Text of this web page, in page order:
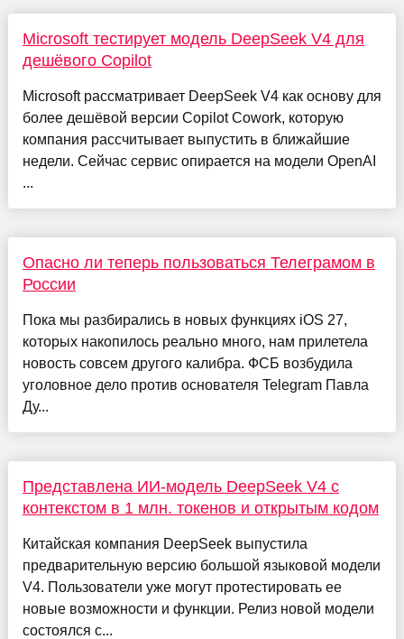
Microsoft тестирует модель DeepSeek V4 для
дешёвого Copilot
Microsoft рассматривает DeepSeek V4 как основу для
более дешёвой версии Copilot Cowork, которую
компания рассчитывает выпустить в ближайшие
недели. Сейчас сервис опирается на модели OpenAI
...
Опасно ли теперь пользоваться Телеграмом в
России
Пока мы разбирались в новых функциях iOS 27,
которых накопилось реально много, нам прилетела
новость совсем другого калибра. ФСБ возбудила
уголовное дело против основателя Telegram Павла
Ду...
Представлена ИИ-модель DeepSeek V4 с
контекстом в 1 млн. токенов и открытым кодом
Китайская компания DeepSeek выпустила
предварительную версию большой языковой модели
V4. Пользователи уже могут протестировать ее
новые возможности и функции. Релиз новой модели
состоялся с...